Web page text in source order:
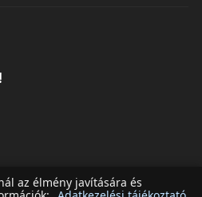
az élmény javítására és